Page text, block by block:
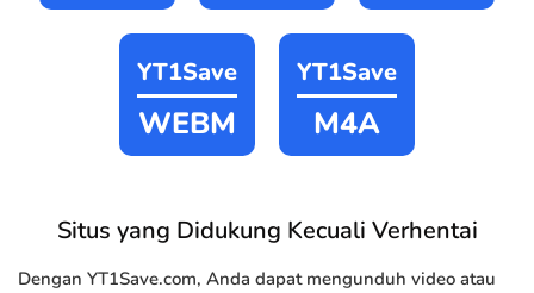
YT1Save
WEBM
YT1Save
M4A
Situs yang Didukung Kecuali Verhentai
Dengan YT1Save.com, Anda dapat mengunduh video atau